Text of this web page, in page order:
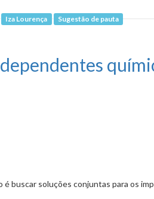
Iza Lourença Sugestão de pauta
buscar soluções conjuntas para os